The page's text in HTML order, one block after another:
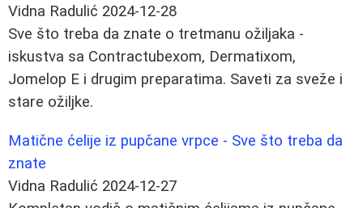
Vidna Radulić 2024-12-28
Sve što treba da znate o tretmanu ožiljaka -
iskustva sa Contractubexom, Dermatixom,
Jomelop E i drugim preparatima. Saveti za sveže i
stare ožiljke.
Matične ćelije iz pupčane vrpce - Sve što treba da
znate
Vidna Radulić 2024-12-27